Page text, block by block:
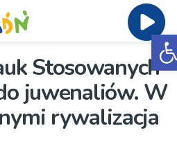
Stosowanych
juwenaliów. W
rywalizacja